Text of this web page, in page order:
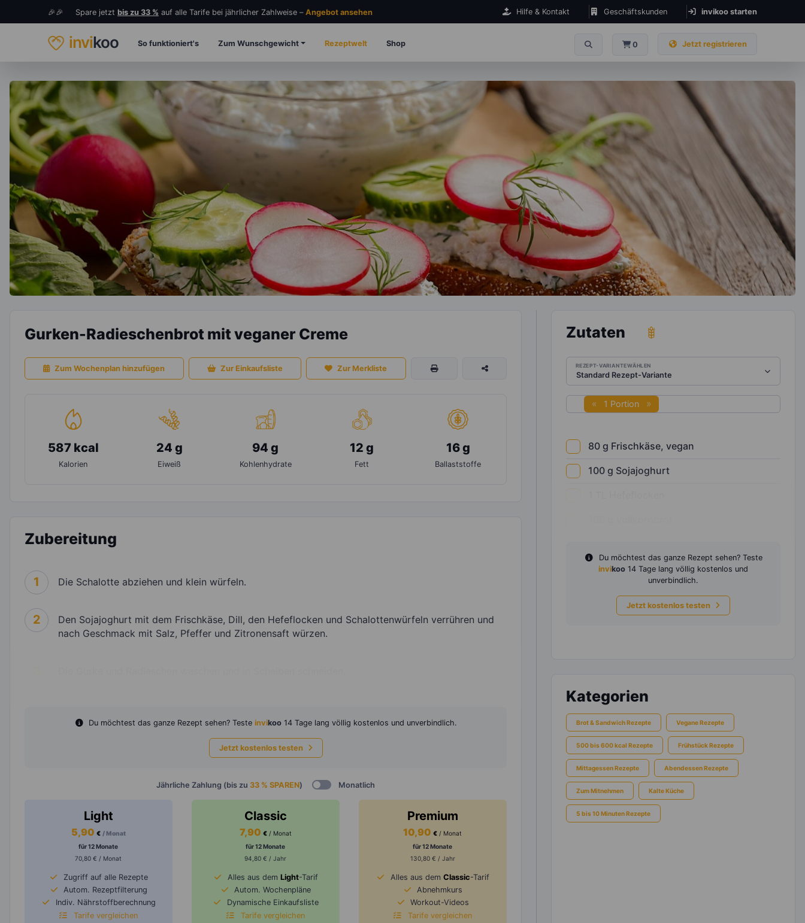
🎉🎉 Spare jetzt bis zu 33 % auf alle Tarife bei jährlicher Zahlweise – Angebot ansehen Hilfe & Kontakt Geschäftskunden invikoo starten
invikoo So funktioniert's Zum Wunschgewicht Rezeptwelt Shop 0 Jetzt registrieren
Gurken-Radieschenbrot mit veganer Creme
Zum Wochenplan hinzufügen Zur Einkaufsliste Zur Merkliste
587 kcal
Kalorien
24 g
Eiweiß
94 g
Kohlenhydrate
12 g
Fett
16 g
Ballaststoffe
Zubereitung
1 Die Schalotte abziehen und klein würfeln.
2
Den Sojajoghurt mit dem Frischkäse, Dill, den Hefeflocken und Schalottenwürfeln verrühren und
nach Geschmack mit Salz, Pfeffer und Zitronensaft würzen.
Du möchtest das ganze Rezept sehen? Teste invikoo 14 Tage lang völlig kostenlos und unverbindlich.
Jetzt kostenlos testen
Jährliche Zahlung (bis zu 33 % SPAREN) Monatlich
Light
5,90 € / Monat
für 12 Monate
70,80 € / Monat
Zugriff auf alle Rezepte
Autom. Rezeptfilterung
Indiv. Nährstoffberechnung
Tarife vergleichen
Classic
7,90 € / Monat
für 12 Monate
94,80 € / Jahr
Alles aus dem Light-Tarif
Autom. Wochenpläne
Dynamische Einkaufsliste
Tarife vergleichen
Premium
10,90€ / Monat
für 12 Monate
130,80 € / Jahr
Alles aus dem Classic-Tarif
Abnehmkurs
Workout-Videos
Tarife vergleichen
Zutaten
REZEPT-VARIANTE WÄHLEN
1 Portion
80 g Frischkäse, vegan
100 g Sojajoghurt
Du möchtest das ganze Rezept sehen? Teste
invikoo 14 Tage lang völlig kostenlos und
unverbindlich.
Jetzt kostenlos testen
Kategorien
Brot & Sandwich Rezepte Vegane Rezepte
500 bis 600 kcal Rezepte Frühstück Rezepte
Mittagessen Rezepte Abendessen Rezepte
Zum Mitnehmen Kalte Küche
5 bis 10 Minuten Rezepte